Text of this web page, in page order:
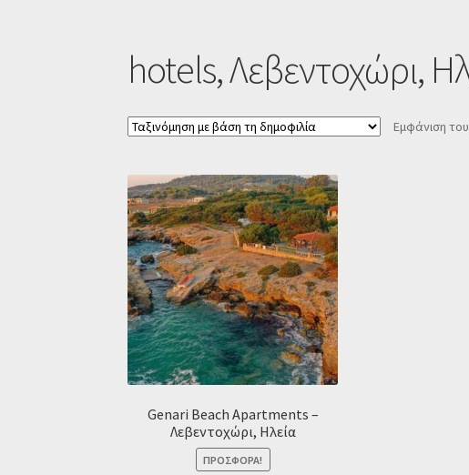
hotels, Λεβεντοχώρι,
Εμφάνιση
Genari Beach Apartments –
Λεβεντοχώρι, Ηλεία
ΠΡΟΣΦΟΡΆ!